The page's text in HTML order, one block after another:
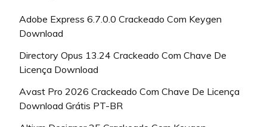
Adobe Express 6.7.0.0 Crackeado Com Keygen
Download
Directory Opus 13.24 Crackeado Com Chave De
Licença Download
Avast Pro 2026 Crackeado Com Chave De Licença
Download Grátis PT-BR